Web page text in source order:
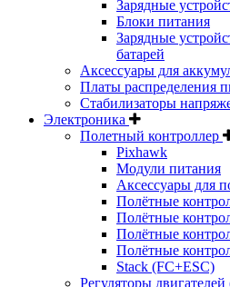
Зарядные
Блоки питания
Зарядные
батарей
Аксессуары для
Платы распределения
Стабилизаторы
Электроника
Полетный контроллер
Pixhawk
Модули питания
Аксессуары для
Полётные
Полётные
Полётные
Полётные
Stack (FC+ESC)
Регуляторы двигателей